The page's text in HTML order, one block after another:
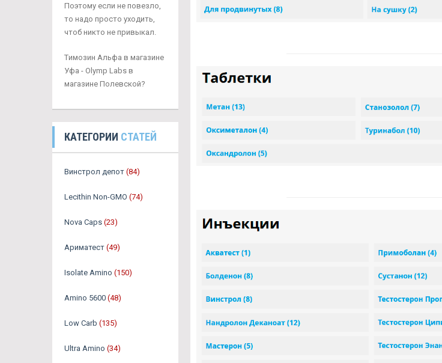
Поэтому если не повезло,
то надо просто уходить,
чтоб никто не привыкал.
Tимозин Альфа в магазине
Уфа - Olymp Labs в
магазине Полевской?
КАТЕГОРИИ СТАТЕЙ
Винстрол депот (84)
Lecithin Non-GMO (74)
Nova Caps (23)
Ариматест (49)
Isolate Amino (150)
Amino 5600 (48)
Low Carb (135)
Ultra Amino (34)